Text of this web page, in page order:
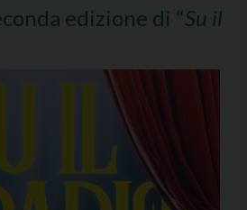
edizione di “Su il